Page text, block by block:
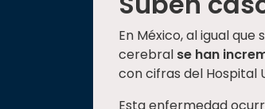
En México, al igual
cerebral se han
con cifras del Hospital
Esta enfermedad